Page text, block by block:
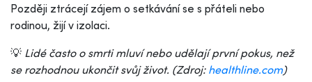
Později ztrácejí zájem o setkávání se s přáteli nebo
rodinou, žijí v izolaci.
💡 Lidé často o smrti mluví nebo udělají první pokus, než
se rozhodnou ukončit svůj život. (Zdroj: healthline.com)